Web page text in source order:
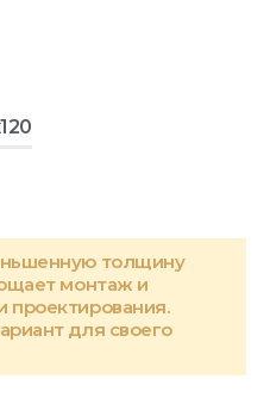
толщину
монтаж и
проектирования.
для своего